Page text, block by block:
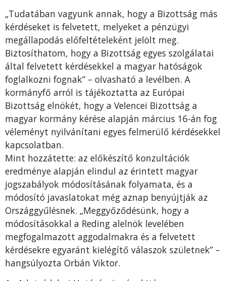
„Tudatában vagyunk annak, hogy a Bizottság más
kérdéseket is felvetett, melyeket a pénzügyi
megállapodás előfeltételeként jelölt meg.
Biztosíthatom, hogy a Bizottság egyes szolgálatai
által felvetett kérdésekkel a magyar hatóságok
foglalkozni fognak” – olvasható a levélben. A
kormányfő arról is tájékoztatta az Európai
Bizottság elnökét, hogy a Velencei Bizottság a
magyar kormány kérése alapján március 16-án fog
véleményt nyilvánítani egyes felmerülő kérdésekkel
kapcsolatban.
Mint hozzátette: az előkészítő konzultációk
eredménye alapján elindul az érintett magyar
jogszabályok módosításának folyamata, és a
módosító javaslatokat még aznap benyújtják az
Országgyűlésnek. „Meggyőződésünk, hogy a
módosításokkal a Reding alelnök levelében
megfogalmazott aggodalmakra és a felvetett
kérdésekre egyaránt kielégítő válaszok születnek” –
hangsúlyozta Orbán Viktor.